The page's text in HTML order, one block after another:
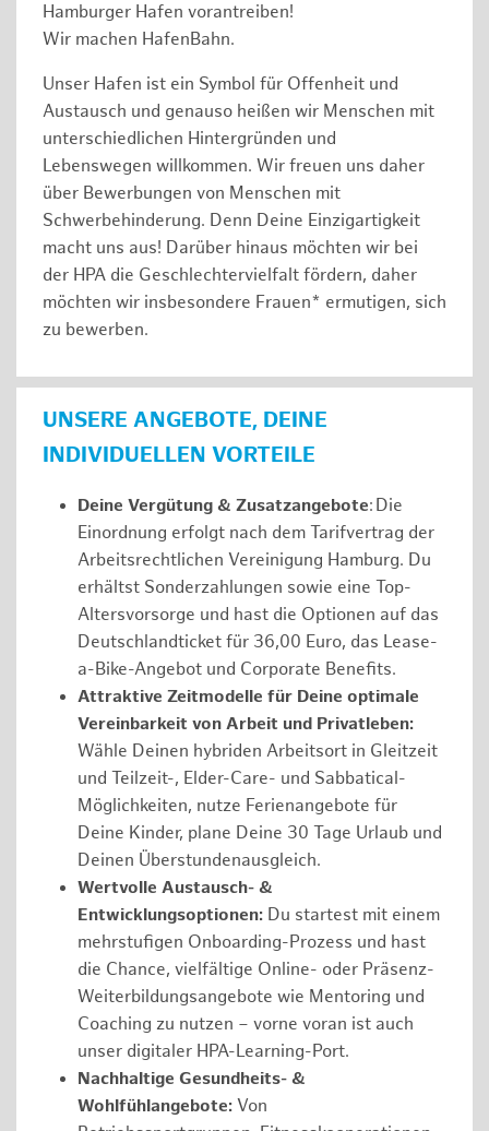
Hamburger Hafen vorantreiben!
Wir machen HafenBahn.
Unser Hafen ist ein Symbol für Offenheit und
Austausch und genauso heißen wir Menschen mit
unterschiedlichen Hintergründen und
Lebenswegen willkommen. Wir freuen uns daher
über Bewerbungen von Menschen mit
Schwerbehinderung. Denn Deine Einzigartigkeit
macht uns aus! Darüber hinaus möchten wir bei
der HPA die Geschlechtervielfalt fördern, daher
möchten wir insbesondere Frauen* ermutigen, sich
zu bewerben.
UNSERE ANGEBOTE, DEINE
INDIVIDUELLEN VORTEILE
Deine Vergütung & Zusatzangebote: Die
Einordnung erfolgt nach dem Tarifvertrag der
Arbeitsrechtlichen Vereinigung Hamburg. Du
erhältst Sonderzahlungen sowie eine Top-
Altersvorsorge und hast die Optionen auf das
Deutschlandticket für 36,00 Euro, das Lease-
a-Bike-Angebot und Corporate Benefits.
Attraktive Zeitmodelle für Deine optimale
Vereinbarkeit von Arbeit und Privatleben:
Wähle Deinen hybriden Arbeitsort in Gleitzeit
und Teilzeit-, Elder-Care- und Sabbatical-
Möglichkeiten, nutze Ferienangebote für
Deine Kinder, plane Deine 30 Tage Urlaub und
Deinen Überstundenausgleich.
Wertvolle Austausch- &
Entwicklungsoptionen: Du startest mit einem
mehrstufigen Onboarding-Prozess und hast
die Chance, vielfältige Online- oder Präsenz-
Weiterbildungsangebote wie Mentoring und
Coaching zu nutzen – vorne voran ist auch
unser digitaler HPA-Learning-Port.
Nachhaltige Gesundheits- &
Wohlfühlangebote: Von